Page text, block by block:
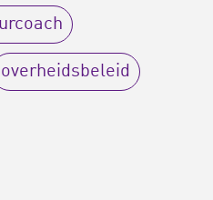
overheidsbeleid